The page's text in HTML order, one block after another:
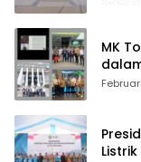
MK